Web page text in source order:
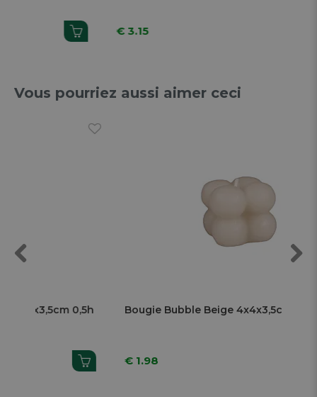
€ 3.15
Vous pourriez aussi aimer ceci
Bougie Bubble Beige 4x4x3,5cm 0,5h
€ 1.98